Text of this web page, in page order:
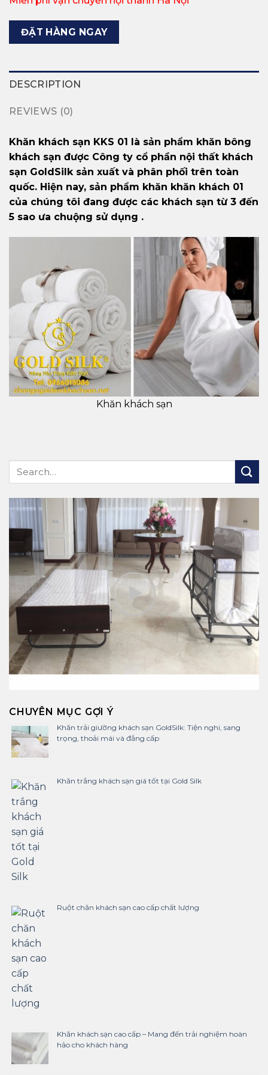
ĐẶT HÀNG NGAY
DESCRIPTION
REVIEWS (0)
Khăn khách sạn KKS 01 là sản phẩm khăn bông
khách sạn được Công ty cổ phần nội thất khách
sạn GoldSilk sản xuất và phân phối trên toàn
quốc. Hiện nay, sản phẩm khăn khăn khách 01
của chúng tôi đang được các khách sạn từ 3 đến
5 sao ưa chuộng sử dụng .
Khăn khách sạn
CHUYÊN MỤC GỢI Ý
Khăn trải giường khách sạn GoldSilk: Tiện nghi, sang
trọng, thoải mái và đẳng cấp
Khăn trắng khách sạn giá tốt tại Gold Silk
Ruột chăn khách sạn cao cấp chất lượng
Khăn khách sạn cao cấp – Mang đến trải nghiệm hoàn
hảo cho khách hàng